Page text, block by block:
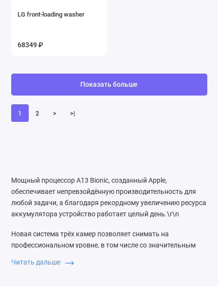
LG front-loading washer
68349 ₽
1 2 > >|
Показать больше
Мощный процессор A13 Bionic, созданный Apple,
обеспечивает непревзойдённую производительность для
любой задачи, а благодаря рекордному увеличению ресурса
аккумулятора устройство работает целый день.\r\n
Новая система трёх камер позволяет снимать на
профессиональном уровне, в том числе со значительным
Камера также обеспечивает видео высочайшего качества и
Читать дальше